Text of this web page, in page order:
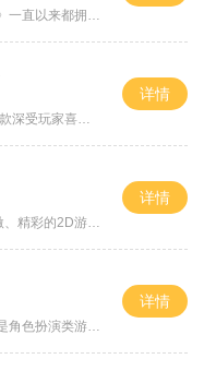
作为一款经典的2D游戏，《传奇》一直以来都拥有着众多忠实的玩家。而在手游时代的到来之后，《传奇手游1.76版本互通版》再一次掀起了传奇游戏的热潮。这款游戏不仅继承了传奇游
传奇手游发布网860fu单职业是一款深受玩家喜爱的传奇手游。它以其丰富的游戏内容和精彩的战斗体验，在手游界迅速赢得了广大玩家的喜爱和追捧。今天，我们将为大家详细介绍一下这
详情
《高爆三国传奇手游》是一款刺激、精彩的2D游戏，融合了传奇游戏的经典玩法和角色扮演的乐趣。游戏采用了万人在线的模式，玩家可以与来自世界各地的玩家一起战斗，互相交流和互
详情
《传奇》是一款经典的2D游戏，是角色扮演类游戏中的一大代表。这款游戏采用万人在线的玩法，让玩家可以与其他千万级的玩家进行互动，共同探索游戏世界。在《传奇》中，玩家可以
详情